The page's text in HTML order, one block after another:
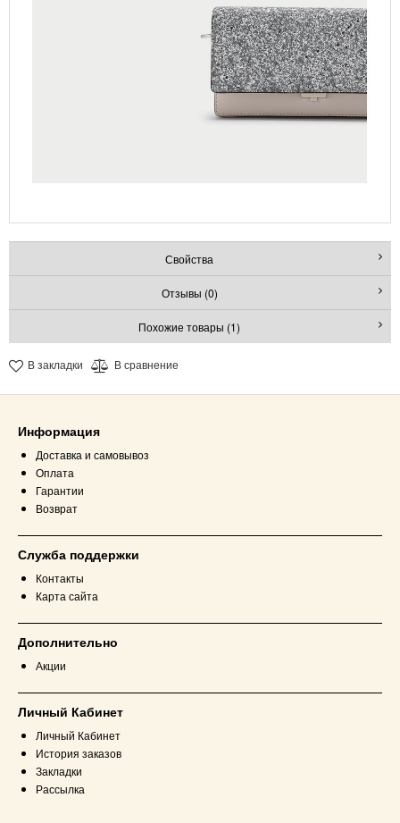
Свойства
Отзывы (0)
Похожие товары (1)
В закладки В сравнение
Информация
Доставка и самовывоз
Оплата
Гарантии
Возврат
Служба поддержки
Контакты
Карта сайта
Дополнительно
Акции
Личный Кабинет
Личный Кабинет
История заказов
Закладки
Рассылка